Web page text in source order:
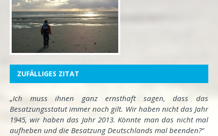
ZUFÄLLIGES ZITAT
„Ich muss ihnen ganz ernsthaft sagen, dass das
Besatzungsstatut immer noch gilt. Wir haben nicht das Jahr
1945, wir haben das Jahr 2013. Könnte man das nicht mal
aufheben und die Besatzung Deutschlands mal beenden?“